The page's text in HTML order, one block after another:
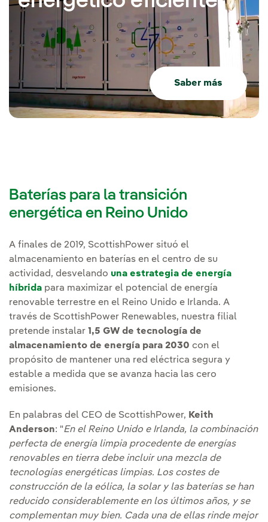
Saber más
Baterías para la transición
energética en Reino Unido
A finales de 2019, ScottishPower situó el
almacenamiento en baterías en el centro de su
actividad, desvelando una estrategia de energía
híbrida para maximizar el potencial de energía
renovable terrestre en el Reino Unido e Irlanda. A
través de ScottishPower Renewables, nuestra filial
pretende instalar 1,5 GW de tecnología de
almacenamiento de energía para 2030 con el
propósito de mantener una red eléctrica segura y
estable a medida que se avanza hacia las cero
emisiones.
En palabras del CEO de ScottishPower, Keith
Anderson: "En el Reino Unido e Irlanda, la combinación
perfecta de energía limpia procedente de energías
renovables en tierra debe incluir una mezcla de
tecnologías energéticas limpias. Los costes de
construcción de la eólica, la solar y las baterías se han
reducido considerablemente en los últimos años, y se
complementan muy bien. Cada una de ellas rinde mejor